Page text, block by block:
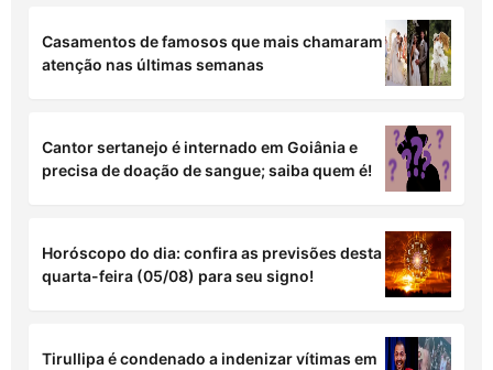
Casamentos de famosos que mais chamaram
atenção nas últimas semanas
Cantor sertanejo é internado em Goiânia e
precisa de doação de sangue; saiba quem é!
Horóscopo do dia: confira as previsões desta
quarta-feira (05/08) para seu signo!
Tirullipa é condenado a indenizar vítimas em